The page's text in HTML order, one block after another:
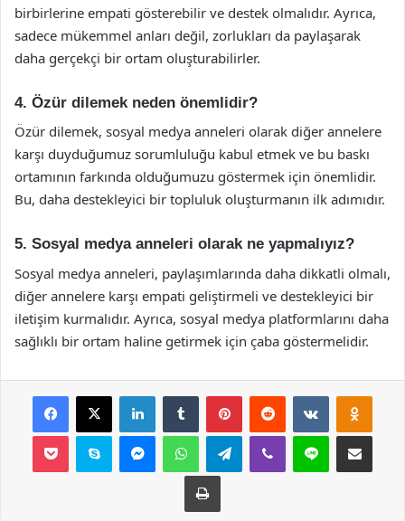
birbirlerine empati gösterebilir ve destek olmalıdır. Ayrıca,
sadece mükemmel anları değil, zorlukları da paylaşarak
daha gerçekçi bir ortam oluşturabilirler.
4. Özür dilemek neden önemlidir?
Özür dilemek, sosyal medya anneleri olarak diğer annelere
karşı duyduğumuz sorumluluğu kabul etmek ve bu baskı
ortamının farkında olduğumuzu göstermek için önemlidir.
Bu, daha destekleyici bir topluluk oluşturmanın ilk adımıdır.
5. Sosyal medya anneleri olarak ne yapmalıyız?
Sosyal medya anneleri, paylaşımlarında daha dikkatli olmalı,
diğer annelere karşı empati geliştirmeli ve destekleyici bir
iletişim kurmalıdır. Ayrıca, sosyal medya platformlarını daha
sağlıklı bir ortam haline getirmek için çaba göstermelidir.
Facebook
X LinkedInTumblr PinterestReddit VKontakte
Pocket Skype MessengerWhatsAppTelegramViber Line E-Posta ile
Yazdır